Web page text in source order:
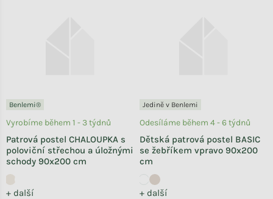
Benlemi®
Patrová postel CHALOUPKA s
poloviční střechou a úložnými
schody 90x200 cm
+ další
Vyrobíme během 1 - 3 týdnů
Jedině v Benlemi
Dětská patrová postel BASIC
se žebříkem vpravo 90x200
cm
+ další
Odesíláme během 4 - 6 týdnů